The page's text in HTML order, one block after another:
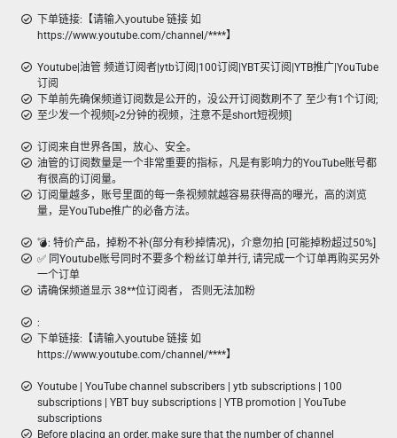
下单链接:【请输入youtube 链接 如
https://www.youtube.com/channel/****】
Youtube|油管 频道订阅者|ytb订阅|100订阅|YBT买订阅|YTB推广|YouTube
订阅
下单前先确保频道订阅数是公开的，没公开订阅数刷不了 至少有1个订阅;
至少发一个视频[>2分钟的视频，注意不是short短视频]
订阅来自世界各国，放心、安全。
油管的订阅数量是一个非常重要的指标，凡是有影响力的YouTube账号都
有很高的订阅量。
订阅量越多，账号里面的每一条视频就越容易获得高的曝光，高的浏览
量，是YouTube推广的必备方法。
💣︎: 特价产品，掉粉不补(部分有秒掉情况)，介意勿拍 [可能掉粉超过50%]
✅ 同Youtube账号同时不要多个粉丝订单并行, 请完成一个订单再购买另外
一个订单
请确保频道显示 38**位订阅者， 否则无法加粉
:
下单链接:【请输入youtube 链接 如
https://www.youtube.com/channel/****】
Youtube | YouTube channel subscribers | ytb subscriptions | 100
subscriptions | YBT buy subscriptions | YTB promotion | YouTube
subscriptions
Before placing an order, make sure that the number of channel